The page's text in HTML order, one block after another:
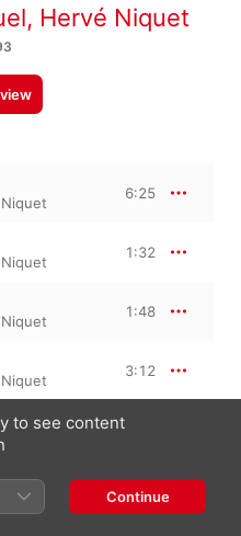
, Hervé Niquet
6:25
1:32
1:48
3:12
to see content
Continue